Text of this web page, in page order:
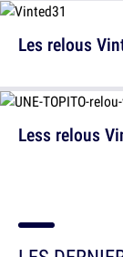
Les relous
Less relous